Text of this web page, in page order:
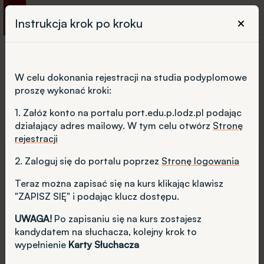
Przejdź do treści
ENG
Posiadam obywatelstwo
NAZWA
Zarządzanie projektami
stacjonarna 2 semestry
LICZBA MIEJSC DNI ZJAZDÓW
Instrukcja krok po kroku
W celu dokonania rejestracji na studia podyplomowe
proszę wykonać kroki:
1. Załóż konto na portalu port.edu.p.lodz.pl podając
działający adres mailowy. W tym celu otwórz Stronę
rejestracji
2. Zaloguj się do portalu poprzez Stronę logowania
Teraz można zapisać się na kurs klikając klawisz
"ZAPISZ SIĘ" i podając klucz dostępu.
UWAGA! Po zapisaniu się na kurs zostajesz
kandydatem na słuchacza, kolejny krok to
wypełnienie Karty Słuchacza